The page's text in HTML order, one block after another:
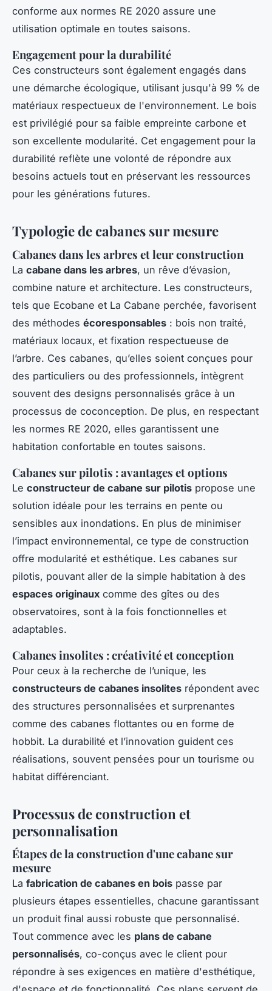
conforme aux normes RE 2020 assure une
utilisation optimale en toutes saisons.
Engagement pour la durabilité
Ces constructeurs sont également engagés dans
une démarche écologique, utilisant jusqu'à 99 % de
matériaux respectueux de l'environnement. Le bois
est privilégié pour sa faible empreinte carbone et
son excellente modularité. Cet engagement pour la
durabilité reflète une volonté de répondre aux
besoins actuels tout en préservant les ressources
pour les générations futures.
Typologie de cabanes sur mesure
Cabanes dans les arbres et leur construction
La cabane dans les arbres, un rêve d’évasion,
combine nature et architecture. Les constructeurs,
tels que Ecobane et La Cabane perchée, favorisent
des méthodes écoresponsables : bois non traité,
matériaux locaux, et fixation respectueuse de
l’arbre. Ces cabanes, qu’elles soient conçues pour
des particuliers ou des professionnels, intègrent
souvent des designs personnalisés grâce à un
processus de coconception. De plus, en respectant
les normes RE 2020, elles garantissent une
habitation confortable en toutes saisons.
Cabanes sur pilotis : avantages et options
Le constructeur de cabane sur pilotis propose une
solution idéale pour les terrains en pente ou
sensibles aux inondations. En plus de minimiser
l’impact environnemental, ce type de construction
offre modularité et esthétique. Les cabanes sur
pilotis, pouvant aller de la simple habitation à des
espaces originaux comme des gîtes ou des
observatoires, sont à la fois fonctionnelles et
adaptables.
Cabanes insolites : créativité et conception
Pour ceux à la recherche de l’unique, les
constructeurs de cabanes insolites répondent avec
des structures personnalisées et surprenantes
comme des cabanes flottantes ou en forme de
hobbit. La durabilité et l’innovation guident ces
réalisations, souvent pensées pour un tourisme ou
habitat différenciant.
Processus de construction et
personnalisation
Étapes de la construction d'une cabane sur
mesure
La fabrication de cabanes en bois passe par
plusieurs étapes essentielles, chacune garantissant
un produit final aussi robuste que personnalisé.
Tout commence avec les plans de cabane
personnalisés, co-conçus avec le client pour
répondre à ses exigences en matière d'esthétique,